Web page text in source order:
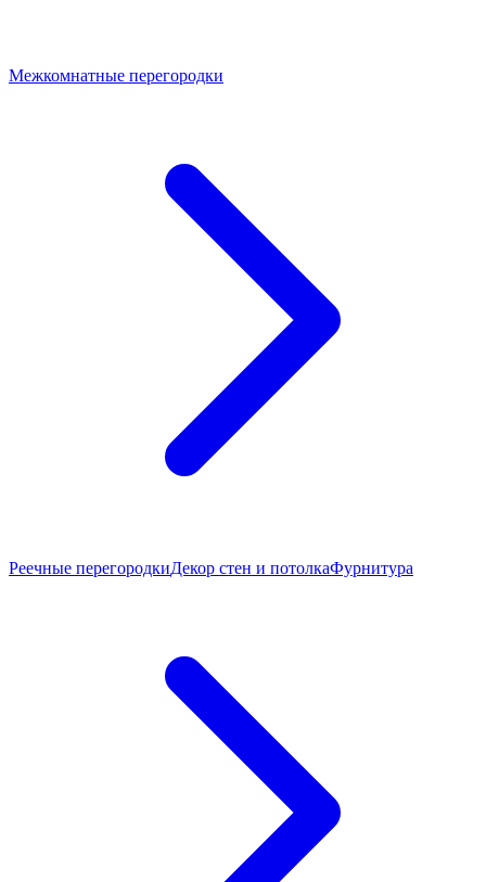
Межкомнатные перегородки
Реечные перегородкиДекор стен и потолкаФурнитура